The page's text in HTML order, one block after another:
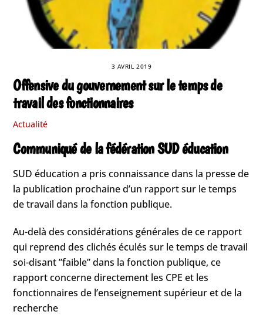
3 AVRIL 2019
Offensive du gouvernement sur le temps de
travail des fonctionnaires
Actualité
Communiqué de la fédération SUD éducation
SUD éducation a pris connaissance dans la presse de
la publication prochaine d’un rapport sur le temps
de travail dans la fonction publique.
Au-delà des considérations générales de ce rapport
qui reprend des clichés éculés sur le temps de travail
soi-disant ”faible” dans la fonction publique, ce
rapport concerne directement les CPE et les
fonctionnaires de l’enseignement supérieur et de la
recherche